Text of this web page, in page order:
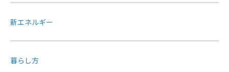
新エネルギー
暮らし方